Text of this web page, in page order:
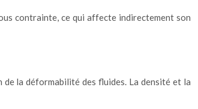
contrainte, ce qui affecte indirectement son
de la déformabilité des fluides. La densité et la